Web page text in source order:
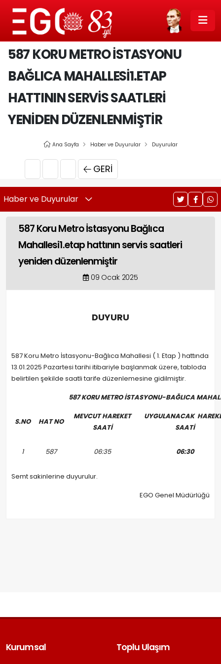
587 KORU METRO İSTASYONU
BAĞLICA MAHALLESI1.ETAP
HATTININ SERVIS SAATLERI
YENIDEN DÜZENLENMIŞTIR
Ana Sayfa Haber ve Duyurular Duyurular
GERI
Haber ve Duyurular
587 Koru Metro İstasyonu Bağlıca
Mahallesi1.etap hattının servis saatleri
yeniden düzenlenmiştir
09 Ocak 2025
DUYURU
587 Koru Metro İstasyonu-Bağlıca Mahallesi ( 1. Etap ) hattında
13.01.2025 Pazartesi tarihi itibariyle başlanmak üzere, tabloda
belirtilen şekilde saatli tarife düzenlemesine gidilmiştir.
587 KORU METRO İSTASYONU-BAĞLICA
S.NO HAT NO
MEVCUT HAREKET
SAATİ
UYGULANACAK
SAATİ
1 587 06:35 06:30
Semt sakinlerine duyurulur.
EGO Genel Müdürlüğü
Kurumsal Toplu Ulaşım